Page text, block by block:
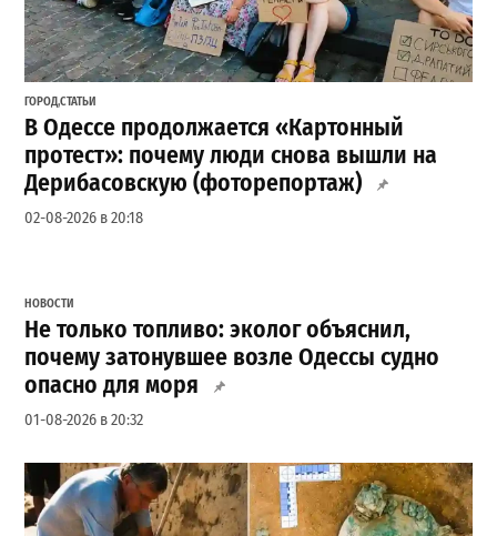
ГОРОД,СТАТЬИ
В Одессе продолжается «Картонный
протест»: почему люди снова вышли на
Дерибасовскую (фоторепортаж)
02-08-2026 в 20:18
НОВОСТИ
Не только топливо: эколог объяснил,
почему затонувшее возле Одессы судно
опасно для моря
01-08-2026 в 20:32